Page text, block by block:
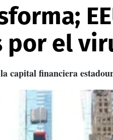
el
capital financiera